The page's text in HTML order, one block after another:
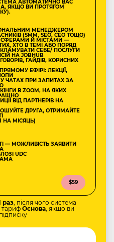
АВТОМАТИЧНО ВАС
, ЯКЩО ВИ ПРОТЯГОМ
МЕНЕДЖЕРОМ
(SMM, SEO, CEO ТОЩО)
СФЕРАМИ Й МІСТАМИ —
ХТО В ТЕМІ АБО ПОРЯД
СЕБЕ/ ПОСЛУГИ
НА JOBHUB
ГАЙДІВ, КОРИСНИХ
ЕФІРІ: ЛЕКЦІЇ,
ЧАТАХ ПРИ ЗАПИТАХ ЗА
В ZOOM, НА ЯКИХ
ВІД ПАРТНЕРІВ НА
ДРУГА, ОТРИМАЙТЕ
НА МІСЯЦЬ)
— МОЖЛИВІСТЬ ЗАЯВИТИ
UDC
$59
раз, після чого система
тариф Основа, якщо ви